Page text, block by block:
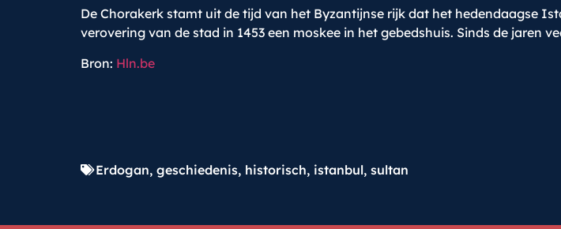
De Chorakerk stamt uit de tijd van het Byzantijnse rijk dat het hedendaagse
verovering van de stad in 1453 een moskee in het gebedshuis. Sinds de jaren
Bron: Hln.be
Erdogan, geschiedenis, historisch, istanbul, sultan